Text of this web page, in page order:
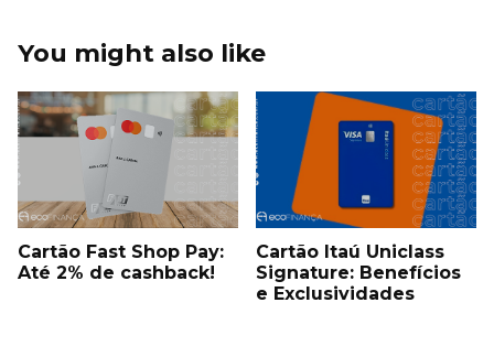
You might also like
Cartão Fast Shop Pay:
Até 2% de cashback!
Cartão Itaú Uniclass
Signature: Benefícios
e Exclusividades